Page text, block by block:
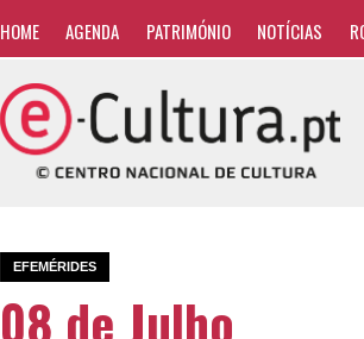
HOME AGENDA PATRIMÓNIO NOTÍCIAS
EFEMÉRIDES
08 de Julho